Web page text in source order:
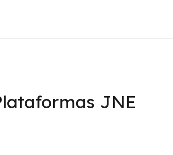
JNE